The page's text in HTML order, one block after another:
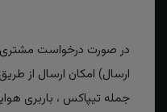
در صورت درخواست مشتری
ارسال) امکان ارسال از
جمله تیپاکس ، باربری